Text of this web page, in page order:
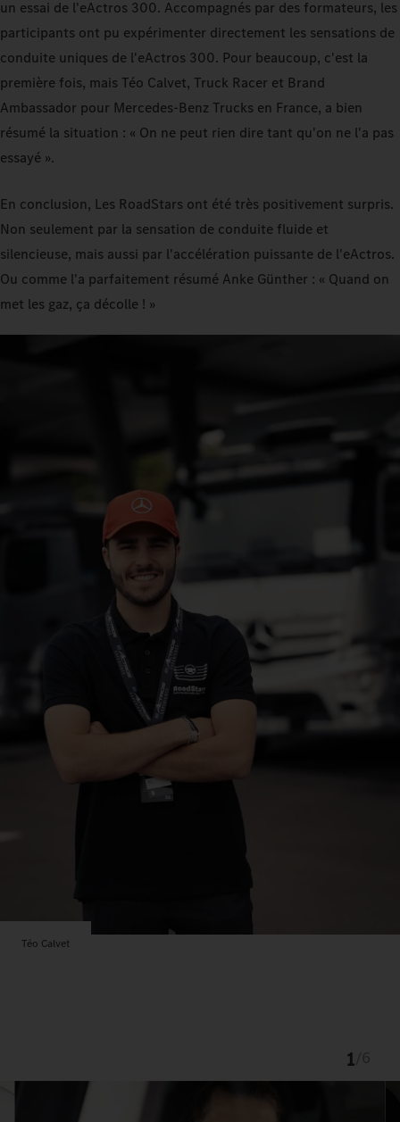
un essai de l'eActros 300. Accompagnés par des formateurs, les
participants ont pu expérimenter directement les sensations de
conduite uniques de l'eActros 300. Pour beaucoup, c'est la
première fois, mais Téo Calvet, Truck Racer et Brand
Ambassador pour Mercedes-Benz Trucks en France, a bien
résumé la situation : « On ne peut rien dire tant qu'on ne l'a pas
essayé ».
En conclusion, Les RoadStars ont été très positivement surpris.
Non seulement par la sensation de conduite fluide et
silencieuse, mais aussi par l'accélération puissante de l'eActros.
Ou comme l'a parfaitement résumé Anke Günther : « Quand on
met les gaz, ça décolle ! »
Téo Calvet
1